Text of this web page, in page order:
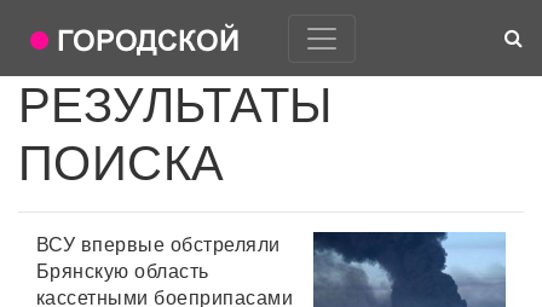
РЕЗУЛЬТАТЫ
ПОИСКА
ВСУ впервые обстреляли
Брянскую область
кассетными боеприпасами